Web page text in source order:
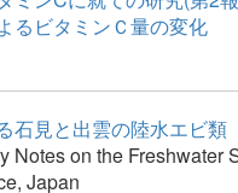
るビタミンＣ量の変化
石見と出雲の陸水エビ類
Notes on the Freshwater
Japan